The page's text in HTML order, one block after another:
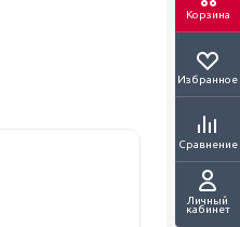
Корзина
Избранное
Сравнение
Личный
кабинет